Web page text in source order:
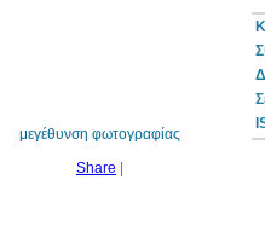
μεγέθυνση φωτογραφίας
Share